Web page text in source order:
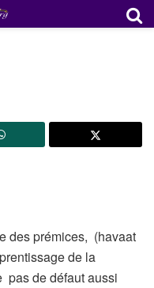
des prémices, (havaat
de la
pas de défaut aussi